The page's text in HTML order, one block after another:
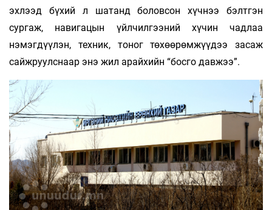
эхлээд бүхий л шатанд боловсон хүчнээ бэлтгэн
сургаж, навигацын үйлчилгээний хүчин чадлаа
нэмэгдүүлэн, техник, тоног төхөөрөмжүүдээ засаж
сайжруулснаар энэ жил арайхийн “босго давжээ”.